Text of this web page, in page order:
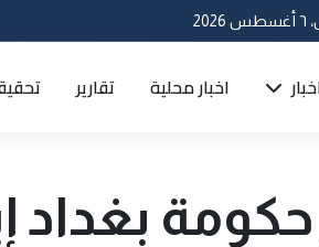
اخبار محلية تقارير
حكومة بغداد